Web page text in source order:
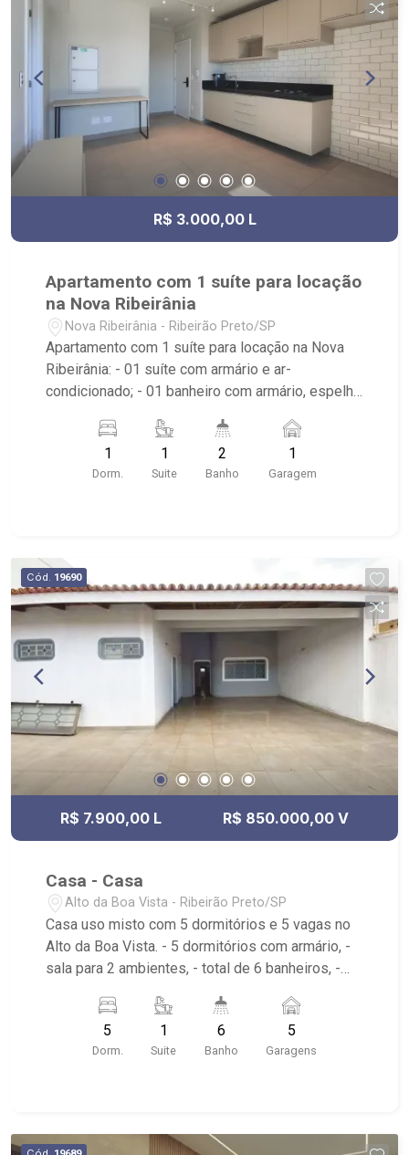
R$ 3.000,00 L
Apartamento com 1 suíte para locação
na Nova Ribeirânia
Nova Ribeirânia - Ribeirão Preto/SP
Apartamento com 1 suíte para locação na Nova
Ribeirânia: - 01 suíte com armário e ar-
condicionado; - 01 banheiro com armário, espelho
com ar-condicionado; - Cozinha com cooktop; -
Sacada com fechamento em vidro; - Condomínio
com sistema de segurança facial, portaria remota,
faculdade UNAERP.
1
Dorm.
1
Suite
2
Banho
1
Garagem
Cód. 19690
R$ 7.900,00 L R$ 850.000,00 V
Casa - Casa
Alto da Boa Vista - Ribeirão Preto/SP
Casa uso misto com 5 dormitórios e 5 vagas no
Alto da Boa Vista. - 5 dormitórios com armário, -
sala para 2 ambientes, - total de 6 banheiros, -
com churrasqueira, - piscina e vestiário, -
Garagem para 5 carros, - Energia solar, - área de
serviço; - apenas uma quadra da Avenida
5
Dorm.
1
Suite
6
Banho
5
Garagens